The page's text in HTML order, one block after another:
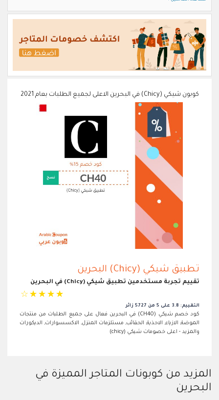
كوبون شيكي (Chicy) في البحرين الاعلى لجميع الطلبات بعام 2021
تطبيق شيكي (Chicy) البحرين
تقييم تجربة مستخدمين تطبيق شيكي (Chicy) في البحرين
☆ ☆ ☆ ☆ ☆
التقييم: 3.8 على 5 من 5727 زائر
كود خصم شيكي (CH40) في البحرين فعال على جميع الطلبات من منتجات
الموضة, الازياء, الاحذية, الحقائب, مستلزمات المنزل, الاكسسوارات, الديكورات
والمزيد - اعلى خصومات شيكي (chicy)
المزيد من كوبونات المتاجر المميزة في
البحرين